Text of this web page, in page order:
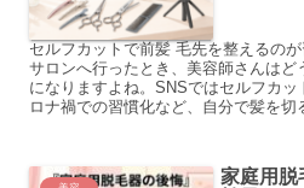
セルフカットで前髪 毛先を整えるの
サロンへ行ったとき、美容師さんは
になりますよね。SNSではセルフカ
ロナ禍での習慣化など、自分で髪を切
家庭用脱